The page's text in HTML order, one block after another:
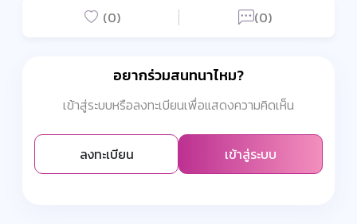
(0) (0)
อยากร่วมสนทนาไหม?
เข้าสู่ระบบหรือลงทะเบียนเพื่อแสดงความคิดเห็น
ลงทะเบียน เข้าสู่ระบบ